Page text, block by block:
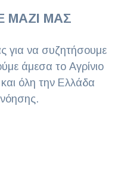
ΜΑΖΙ ΜΑΣ
για να συζητήσουμε
άμεσα το Αγρίνιο
όλη την Ελλάδα